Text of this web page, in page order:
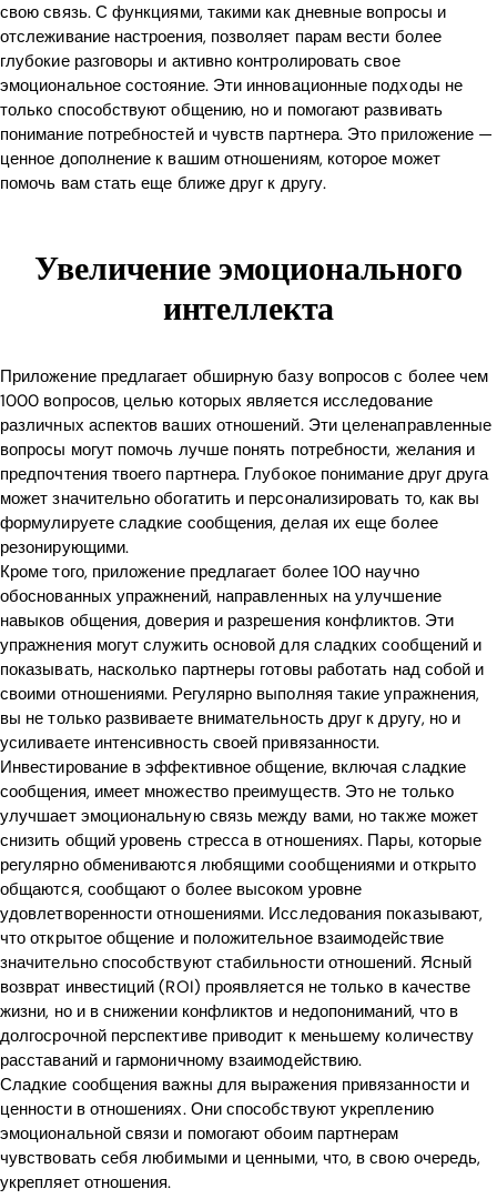
свою связь. С функциями, такими как дневные вопросы и
отслеживание настроения, позволяет парам вести более
глубокие разговоры и активно контролировать свое
эмоциональное состояние. Эти инновационные подходы не
только способствуют общению, но и помогают развивать
понимание потребностей и чувств партнера. Это приложение —
ценное дополнение к вашим отношениям, которое может
помочь вам стать еще ближе друг к другу.
Увеличение эмоционального
интеллекта
Приложение предлагает обширную базу вопросов с более чем
1000 вопросов, целью которых является исследование
различных аспектов ваших отношений. Эти целенаправленные
вопросы могут помочь лучше понять потребности, желания и
предпочтения твоего партнера. Глубокое понимание друг друга
может значительно обогатить и персонализировать то, как вы
формулируете сладкие сообщения, делая их еще более
резонирующими.
Кроме того, приложение предлагает более 100 научно
обоснованных упражнений, направленных на улучшение
навыков общения, доверия и разрешения конфликтов. Эти
упражнения могут служить основой для сладких сообщений и
показывать, насколько партнеры готовы работать над собой и
своими отношениями. Регулярно выполняя такие упражнения,
вы не только развиваете внимательность друг к другу, но и
усиливаете интенсивность своей привязанности.
Инвестирование в эффективное общение, включая сладкие
сообщения, имеет множество преимуществ. Это не только
улучшает эмоциональную связь между вами, но также может
снизить общий уровень стресса в отношениях. Пары, которые
регулярно обмениваются любящими сообщениями и открыто
общаются, сообщают о более высоком уровне
удовлетворенности отношениями. Исследования показывают,
что открытое общение и положительное взаимодействие
значительно способствуют стабильности отношений. Ясный
возврат инвестиций (ROI) проявляется не только в качестве
жизни, но и в снижении конфликтов и недопониманий, что в
долгосрочной перспективе приводит к меньшему количеству
расставаний и гармоничному взаимодействию.
Сладкие сообщения важны для выражения привязанности и
ценности в отношениях. Они способствуют укреплению
эмоциональной связи и помогают обоим партнерам
чувствовать себя любимыми и ценными, что, в свою очередь,
укрепляет отношения.